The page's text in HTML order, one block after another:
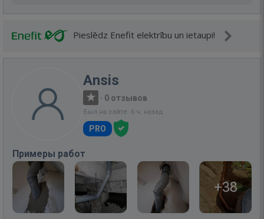
Pieslēdz Enefit elektrību un ietaupi!
Ansis
· 0 отзывов
Был на сайте: 6 ч. назад
PRO
Примеры работ
+38